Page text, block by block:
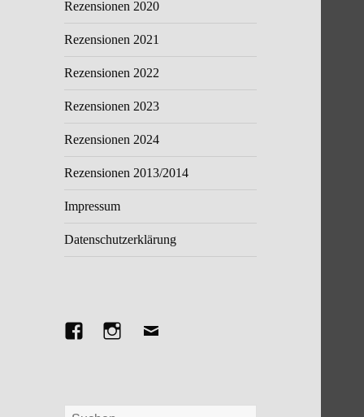
Rezensionen 2020
Rezensionen 2021
Rezensionen 2022
Rezensionen 2023
Rezensionen 2024
Rezensionen 2013/2014
Impressum
Datenschutzerklärung
FacebookInstagram
E-
Suchen